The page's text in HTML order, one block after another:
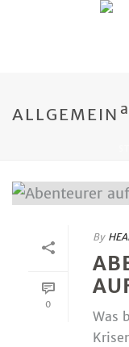
ALLGEMEIN
0
By
Was